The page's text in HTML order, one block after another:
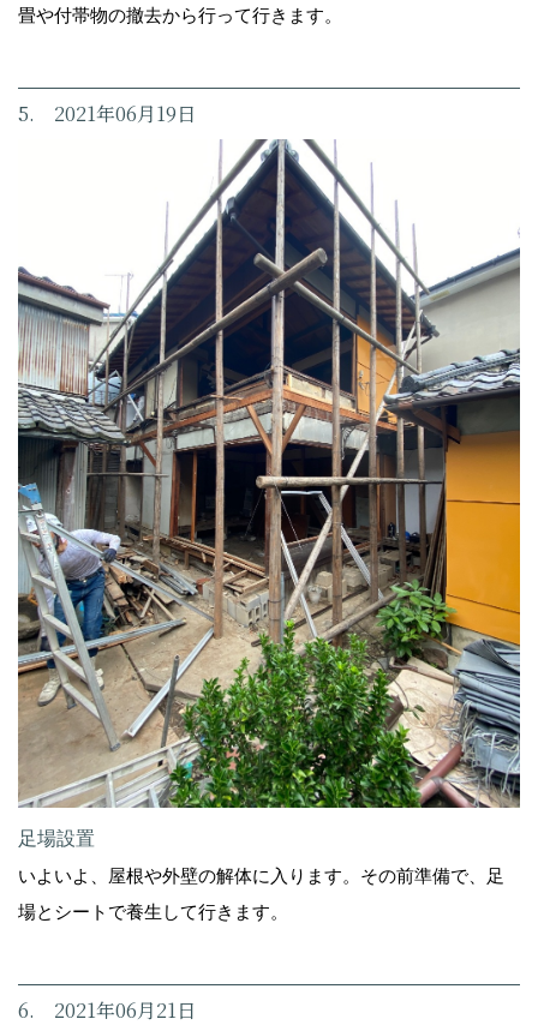
畳や付帯物の撤去から行って行きます。
5. 2021年06月19日
足場設置
いよいよ、屋根や外壁の解体に入ります。その前準備で、足
場とシートで養生して行きます。
6. 2021年06月21日